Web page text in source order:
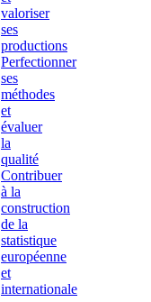
valoriser
ses
productions
Perfectionner
ses
méthodes
et
évaluer
la
qualité
Contribuer
à la
construction
de la
statistique
européenne
et
internationale